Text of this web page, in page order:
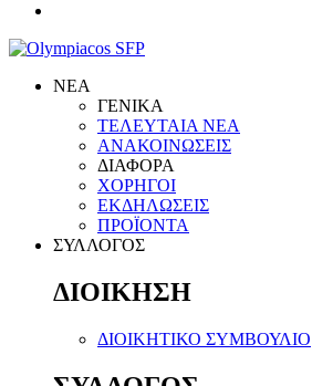
ΝΕΑ
ΓΕΝΙΚΑ
ΤΕΛΕΥΤΑΙΑ ΝΕΑ
ΑΝΑΚΟΙΝΩΣΕΙΣ
ΔΙΑΦΟΡΑ
ΧΟΡΗΓΟΙ
ΕΚΔΗΛΩΣΕΙΣ
ΠΡΟΪΟΝΤΑ
ΣΥΛΛΟΓΟΣ
ΔΙΟΙΚΗΣΗ
ΔΙΟΙΚΗΤΙΚΟ ΣΥΜΒΟΥΛΙΟ